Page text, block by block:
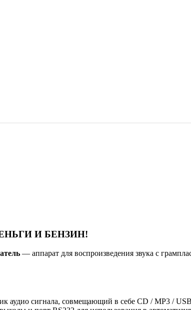
И БЕНЗИН!
— аппарат для воспроизведения звука с
аудио сигнала, совмещающий в себе CD / MP3 /